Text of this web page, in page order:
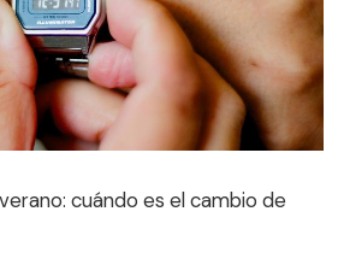
cuándo es el cambio de